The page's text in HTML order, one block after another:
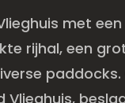
met
rijhal, een
paddocks.